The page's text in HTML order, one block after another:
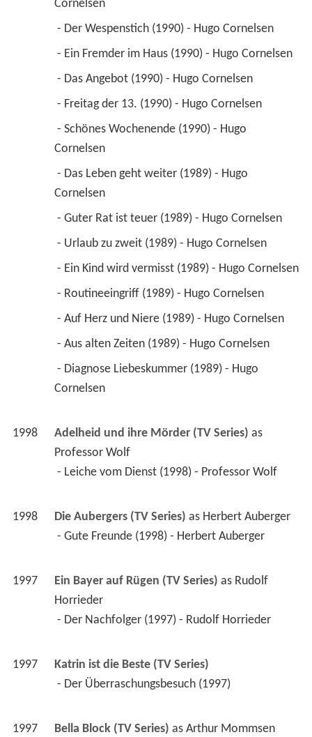
Cornelsen
- Der Wespenstich (1990) - Hugo Cornelsen
- Ein Fremder im Haus (1990) - Hugo Cornelsen
- Das Angebot (1990) - Hugo Cornelsen
- Freitag der 13. (1990) - Hugo Cornelsen
Cornelsen
Cornelsen
- Guter Rat ist teuer (1989) - Hugo Cornelsen
- Urlaub zu zweit (1989) - Hugo Cornelsen
- Ein Kind wird vermisst (1989) - Hugo Cornelsen
- Routineeingriff (1989) - Hugo Cornelsen
- Auf Herz und Niere (1989) - Hugo Cornelsen
- Aus alten Zeiten (1989) - Hugo Cornelsen
Cornelsen
1998 Adelheid und ihre Mörder (TV Series)
as
Professor Wolf
- Leiche vom Dienst (1998) - Professor Wolf
1998 Die Aubergers (TV Series) as Herbert Auberger
- Gute Freunde (1998) - Herbert Auberger
1997 Ein Bayer auf Rügen (TV Series) as Rudolf
Horrieder
- Der Nachfolger (1997) - Rudolf Horrieder
1997
Katrin ist die Beste (TV Series)
- Der Überraschungsbesuch (1997)
1997 Bella Block (TV Series) as Arthur Mommsen